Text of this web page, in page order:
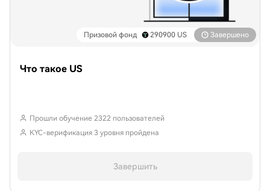
Призовой фонд 290900 US Завершено
Что такое US
Прошли обучение 2322 пользователей
KYC-верификация 3 уровня пройдена
Завершить